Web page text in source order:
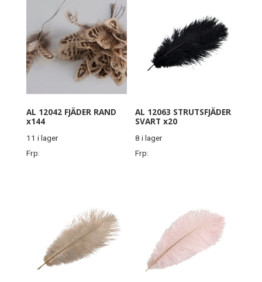
AL 12042 FJÄDER RAND
x144
11 i lager
Frp:
AL 12063 STRUTSFJÄDER
SVART x20
8 i lager
Frp: